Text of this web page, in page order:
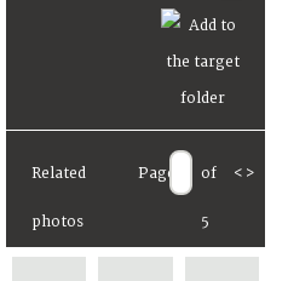
Related
photos
Page of
5
< >